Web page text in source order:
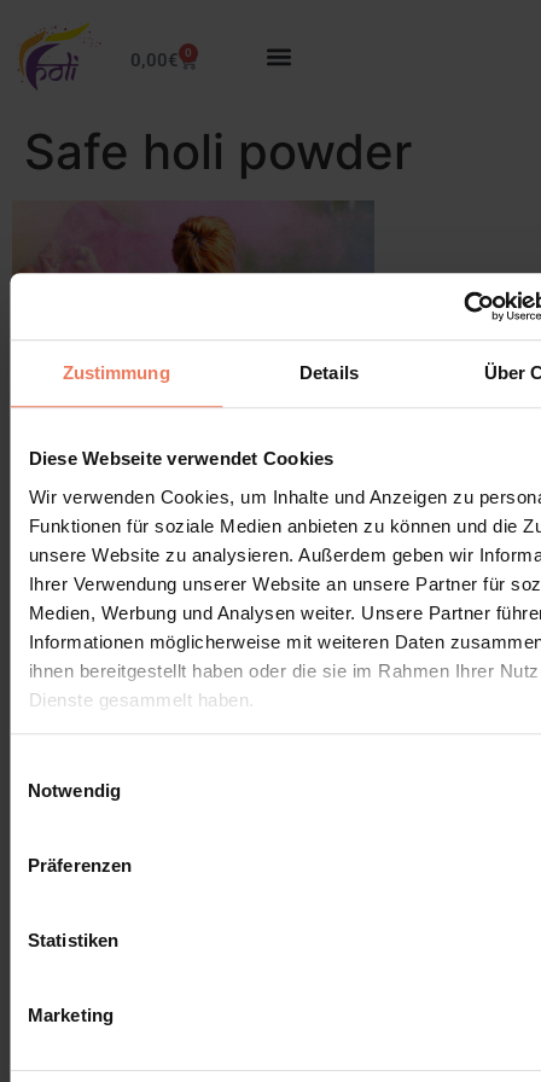
Zustimmung Details Über
Diese Webseite verwendet Cookies
Wir verwenden Cookies, um Inhalte und Anzeigen zu
Funktionen für soziale Medien anbieten zu können und die
unsere Website zu analysieren. Außerdem geben wir
Ihrer Verwendung unserer Website an unsere Partner für
Medien, Werbung und Analysen weiter. Unsere Partner
Informationen möglicherweise mit weiteren Daten
ihnen bereitgestellt haben oder die sie im Rahmen Ihrer
Dienste gesammelt haben.
Notwendig
Präferenzen
Statistiken
Marketing
0,00€ 0
Safe holi powder
Leave a Reply
You must belogged in to post a comment.
Terms and Conditions